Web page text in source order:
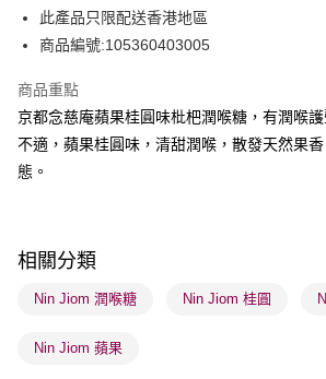
PayMe
WeChat Pay
BoC Pay
送貨方式
順豐自助櫃 - 確認發貨後1-3個工作天送達
順豐站及營業點 - 確認發貨後1-3個工作天送達
物流公司進行物流配送
此產品只限配送香港地區
商品編號:105360403005
商品重點
京都念慈庵蘋果桂圓味枇杷潤喉糖，有潤喉
不適，蘋果桂圓味，清甜潤喉，散發天然果
態。
相關分類
Nin Jiom 潤喉糖 Nin Jiom 桂圓
Nin Jiom 蘋果